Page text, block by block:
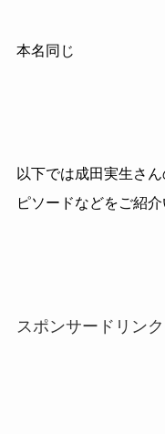
本名同じ
以下では成田実生さ
ピソードなどをご紹
スポンサードリンク